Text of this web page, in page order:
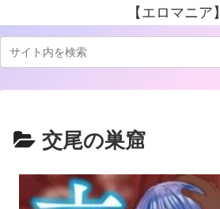
【エロマニア】
交尾の巣窟